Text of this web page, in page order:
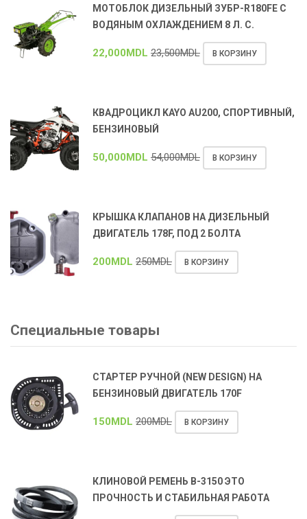
МОТОБЛОК ДИЗЕЛЬНЫЙ ЗУБР-R180FE С
ВОДЯНЫМ ОХЛАЖДЕНИЕМ 8 Л. С.
22,000 MDL 23,500MDL В КОРЗИНУ
КВАДРОЦИКЛ KAYO AU200, СПОРТИВНЫЙ,
БЕНЗИНОВЫЙ
50,000 MDL 54,000MDL В КОРЗИНУ
КРЫШКА КЛАПАНОВ НА ДИЗЕЛЬНЫЙ
ДВИГАТЕЛЬ 178F, ПОД 2 БОЛТА
200 MDL 250MDL В КОРЗИНУ
Специальные товары
СТАРТЕР РУЧНОЙ (NEW DESIGN) НА
БЕНЗИНОВЫЙ ДВИГАТЕЛЬ 170F
150MDL 200MDL В КОРЗИНУ
КЛИНОВОЙ РЕМЕНЬ В-3150 ЭТО
ПРОЧНОСТЬ И СТАБИЛЬНАЯ РАБОТА